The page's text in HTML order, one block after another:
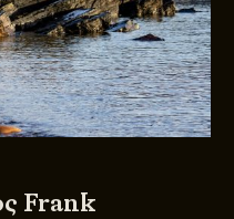
Frank